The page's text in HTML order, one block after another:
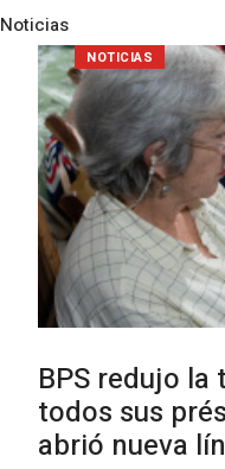
Noticias
BPS redujo la
todos sus
abrió nueva
NOTICIAS